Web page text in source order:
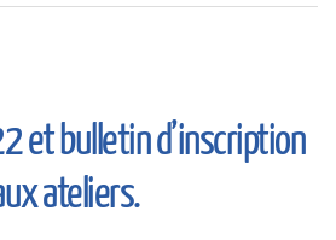
et bulletin d’inscription
ateliers.